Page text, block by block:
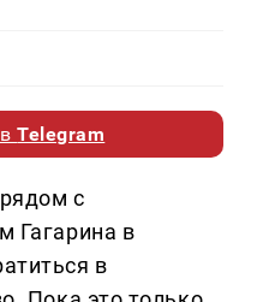
вTelegram
с
Гагарина в
в